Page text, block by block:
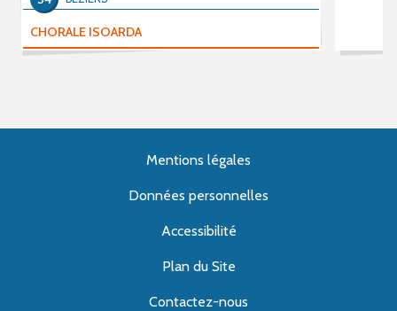
CHORALE ISOARDA
Mentions légales
Données personnelles
Accessibilité
Plan du Site
Contactez-nous